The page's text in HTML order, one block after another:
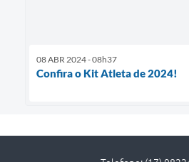
08 ABR 2024 - 08h37
Confira o Kit Atleta de 2024!